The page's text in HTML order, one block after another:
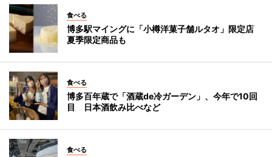
食べる
博多駅マイングに「小樽洋菓子舗ルタオ」限定店
夏季限定商品も
食べる
博多百年蔵で「酒蔵de冷ガーデン」、今年で10回
目 日本酒飲み比べなど
食べる